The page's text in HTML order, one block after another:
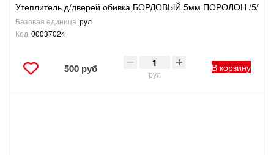
Утеплитель д/дверей обивка БОРДОВЫЙ 5мм ПОРОЛОН /5/
Базовая единица рул
Код 00037024
500 руб рул
В корзину